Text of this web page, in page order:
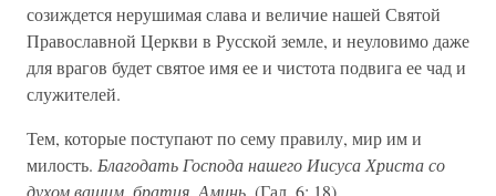
созиждется нерушимая слава и величие нашей Святой
Православной Церкви в Русской земле, и неуловимо даже
для врагов будет святое имя ее и чистота подвига ее чад и
служителей.
Тем, которые поступают по сему правилу, мир им и
милость. Благодать Господа нашего Иисуса Христа со
духом вашим, братия. Аминь. (Гал. 6: 18).